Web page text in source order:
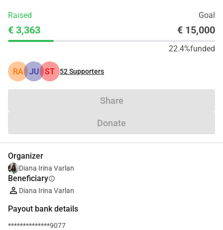
Raised Goal
€ 3,363 € 15,000
22.4%funded
RA JU ST 52Supporters
Share
Donate
Organizer
Diana Irina Varlan
Beneficiaryinfo
Diana Irina Varlan
Payout bank details
**************9077